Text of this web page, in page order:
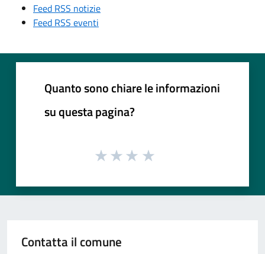
Feed RSS notizie
Feed RSS eventi
Quanto sono chiare le informazioni
su questa pagina?
Contatta il comune